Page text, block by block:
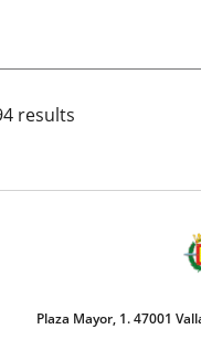
noticia
results
Plaza Mayor, 1. 47001